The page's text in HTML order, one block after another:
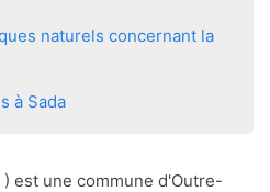
naturels concernant la
à Sada
est une commune d'Outre-